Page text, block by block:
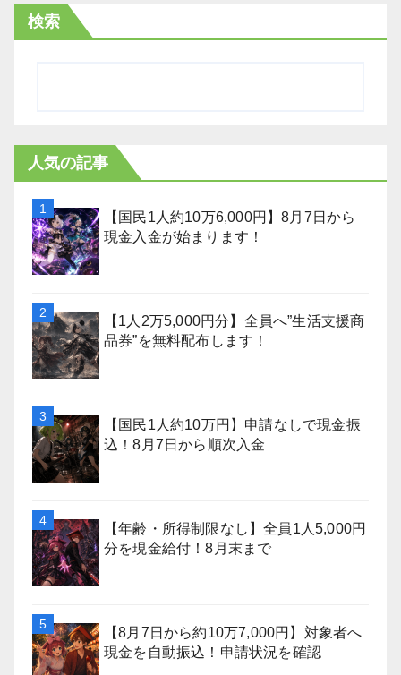
検索
人気の記事
【国民1人約10万6,000円】8月7日から
現金入金が始まります！
【1人2万5,000円分】全員へ”生活支援商
品券”を無料配布します！
【国民1人約10万円】申請なしで現金振
込！8月7日から順次入金
【年齢・所得制限なし】全員1人5,000円
分を現金給付！8月末まで
【8月7日から約10万7,000円】対象者へ
現金を自動振込！申請状況を確認